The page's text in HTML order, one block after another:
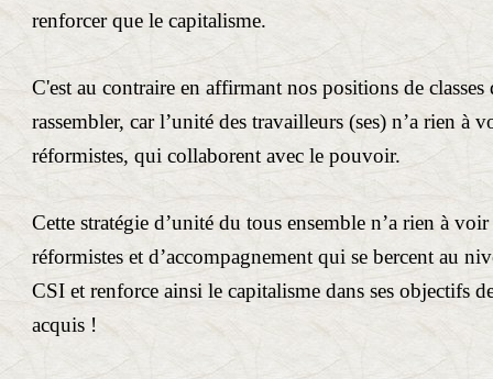
renforcer que le capitalisme.
C'est au contraire en affirmant nos positions de
rassembler, car l’unité des travailleurs (ses) n’a rien à
réformistes, qui collaborent avec le pouvoir.
Cette stratégie d’unité du tous ensemble n’a rien à
réformistes et d’accompagnement qui se bercent au
CSI et renforce ainsi le capitalisme dans ses objectifs
acquis !